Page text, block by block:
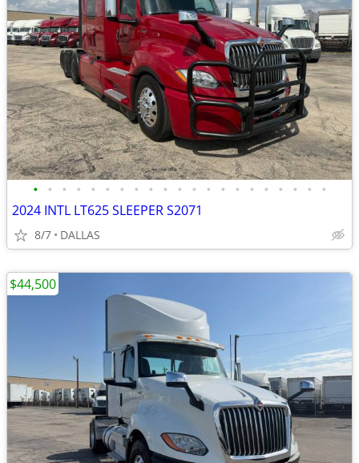
• • • • • • • • • • • • • • • • • • • • •
2024 INTL LT625 SLEEPER S2071
8/7 DALLAS
$44,500